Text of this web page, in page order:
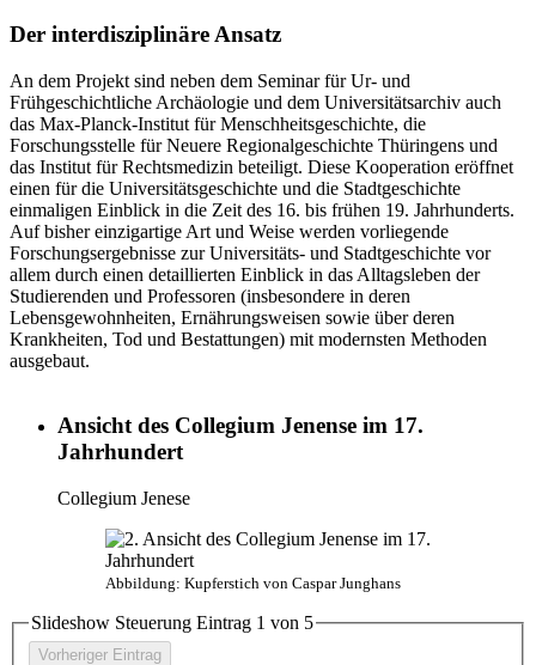
Der interdisziplinäre Ansatz
An dem Projekt sind neben dem Seminar für Ur- und
Frühgeschichtliche Archäologie und dem Universitätsarchiv auch
das Max-Planck-Institut für Menschheitsgeschichte, die
Forschungsstelle für Neuere Regionalgeschichte Thüringens und
das Institut für Rechtsmedizin beteiligt. Diese Kooperation eröffnet
einen für die Universitätsgeschichte und die Stadtgeschichte
einmaligen Einblick in die Zeit des 16. bis frühen 19. Jahrhunderts.
Auf bisher einzigartige Art und Weise werden vorliegende
Forschungsergebnisse zur Universitäts- und Stadtgeschichte vor
allem durch einen detaillierten Einblick in das Alltagsleben der
Studierenden und Professoren (insbesondere in deren
Lebensgewohnheiten, Ernährungsweisen sowie über deren
Krankheiten, Tod und Bestattungen) mit modernsten Methoden
ausgebaut.
Ansicht des Collegium Jenense im 17.
Jahrhundert
Collegium Jenese
Abbildung: Kupferstich von Caspar Junghans
Slideshow Steuerung Eintrag 1 von 5
Vorheriger Eintrag